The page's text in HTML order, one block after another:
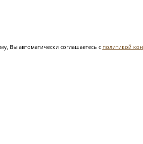
Вы автоматически соглашаетесь с политикой